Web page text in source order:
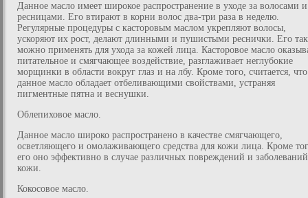
Данное масло имеет широкое распространение в уходе за волосами и
ресницами. Его втирают в корни волос два-три раза в неделю.
Регулярные процедуры с касторовым маслом укрепляют волосы,
ускоряют их рост, делают длинными и пушистыми реснички. Его
можно применять для ухода за кожей лица. Касторовое масло
питательное и смягчающее воздействие, разглаживает неглубокие
морщинки в области вокруг глаз и на лбу. Кроме того, считается, что
данное масло обладает отбеливающими свойствами, устраняя
пигментные пятна и веснушки.
Облепиховое масло.
Данное масло широко распространено в качестве смягчающего,
осветляющего и омолаживающего средства для кожи лица. Кроме
его оно эффективно в случае различных повреждений и заболеваний
кожи.
Кокосовое масло.